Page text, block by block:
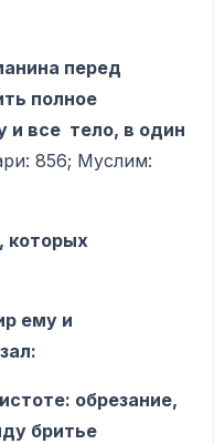
перед
полное
и все тело, в один
856; Муслим:
которых
ему и
обрезание,
бритье